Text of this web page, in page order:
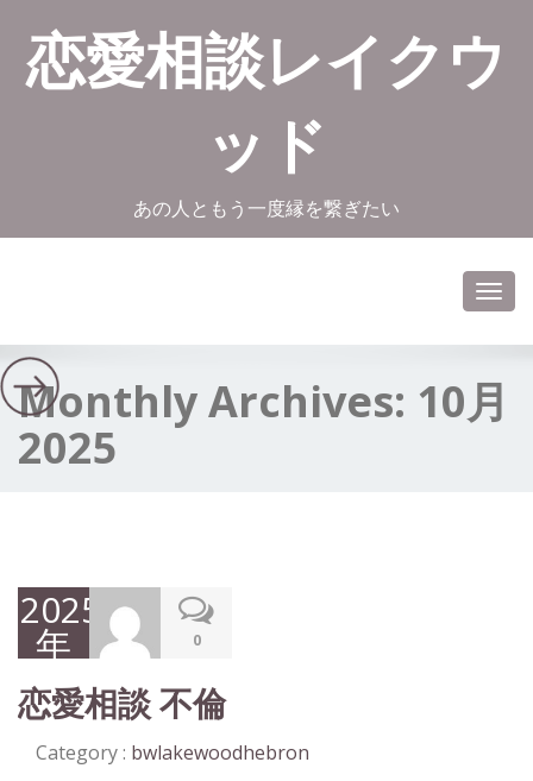
恋愛相談レイクウ
ッド
あの人ともう一度縁を繋ぎたい
Monthly Archives: 10月
2025
2025
年
10
月
27
0
恋愛相談 不倫
Category : bwlakewoodhebron